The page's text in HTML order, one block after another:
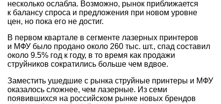
несколько ослабла. Возможно, рынок приближается
к балансу спроса и предложения при новом уровне
цен, но пока его не достиг.
В первом квартале в сегменте лазерных принтеров
и МФУ было продано около 260 тыс. шт., спад составил
около 9.5% год к году, в то время как продажи
струйников сократились больше чем вдвое.
Заместить ушедшие с рынка струйные принтеры и МФУ
оказалось сложнее, чем лазерные. Из семи
появившихся на российском рынке новых брендов